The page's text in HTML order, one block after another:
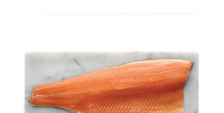
Filetto di trota iridea salmonata
con e senza pelle